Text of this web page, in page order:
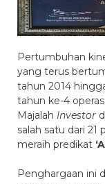
MyAstraLife
Pertumbuhan
yang terus
tahun 2014
tahun ke-4
Majalah Investor
salah satu dari 21
meraih predikat
Penghargaan ini